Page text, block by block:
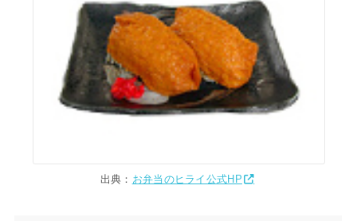
出典： お弁当のヒライ公式HP